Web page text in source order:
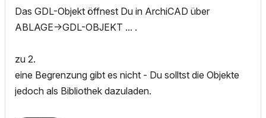
Das GDL-Objekt öffnest Du in ArchiCAD über
ABLAGE->GDL-OBJEKT ... .
zu 2.
eine Begrenzung gibt es nicht - Du solltst die Objekte
jedoch als Bibliothek dazuladen.